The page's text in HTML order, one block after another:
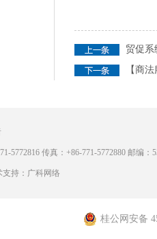
贸促系
【商
5772816 传真：+86-771-5772880 邮编：
支持：广科网络
桂公网安备